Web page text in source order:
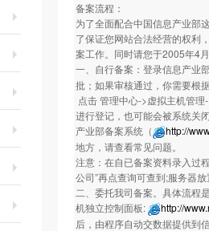
备案流程：
为了全面配合中国信息产业部
了保证您网站合法经营的权利
案工作。同时请您于2005年4
一、自行备案：登录信息产业
批；如果审核通过，你需要根
点击 管理中心->虚拟主机管
进行登记，也可能会被系统关
产业部备案系统（
http://
地方，请查看常见问题。
注意：在自已备案资料录入过
公司”再点查询可查到;服务器
二、委托我司备案。具体流程
机独立控制面板:
http://
后，由程序自动交数据提供到